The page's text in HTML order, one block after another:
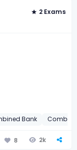
2 Exams
Bank
8 2k